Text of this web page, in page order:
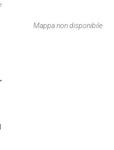
Mappa non disponibile